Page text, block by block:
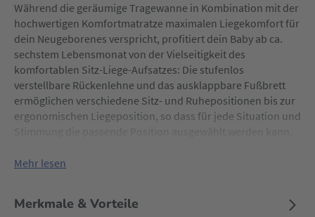
Während die geräumige Tragewanne in Kombination mit der
hochwertigen Komfortmatratze maximalen Liegekomfort für
dein Neugeborenes verspricht, profitiert dein Baby ab ca.
sechstem Lebensmonat von der Vielseitigkeit des
komfortablen Sitz-Liege-Aufsatzes: Die stufenlos
verstellbare Rückenlehne und das ausklappbare Fußbrett
ermöglichen verschiedene Sitz- und Ruhepositionen bis zur
ergonomischen Liegeposition, so dass für jede Situation und
Für noch mehr Flexibilität sorgt die Wendesitz-Funktion, so
Fahrt Blickkontakt zu deinem kleinen Schatz haben
Mehr lesen
Merkmale & Vorteile